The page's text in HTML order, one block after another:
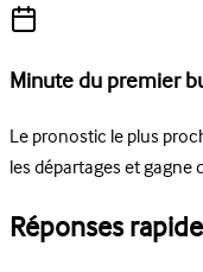
Minute du premier
Le pronostic le plus
les départages et
Réponses